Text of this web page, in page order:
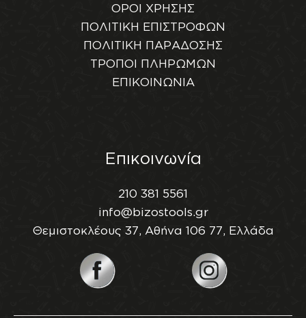
ΟΡΟΙ ΧΡΗΣΗΣ
ΠΟΛΙΤΙΚΗ ΕΠΙΣΤΡΟΦΩΝ
ΠΟΛΙΤΙΚΗ ΠΑΡΑΔΟΣΗΣ
ΤΡΟΠΟΙ ΠΛΗΡΩΜΩΝ
ΕΠΙΚΟΙΝΩΝΙΑ
Επικοινωνία
210 381 5561
info@bizostools.gr
Θεμιστοκλέους 37, Αθήνα 106 77, Ελλάδα